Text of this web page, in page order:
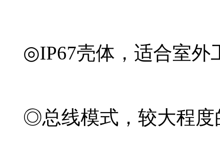
◎IP67壳体，适合室外
◎总线模式，较大程度